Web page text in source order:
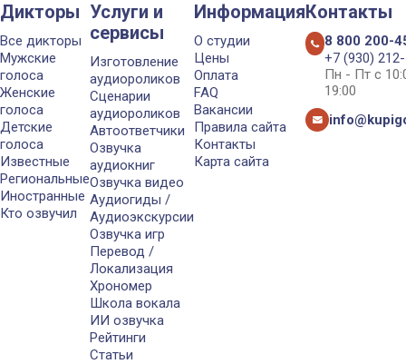
Дикторы
Все дикторы
Мужские
голоса
Женские
голоса
Детские
голоса
Известные
Региональные
Иностранные
Кто озвучил
Услуги и
сервисы
Изготовление
аудиороликов
Сценарии
аудиороликов
Автоответчики
Озвучка
аудиокниг
Озвучка видео
Аудиогиды /
Аудиоэкскурсии
Озвучка игр
Перевод /
Локализация
Хрономер
Школа вокала
ИИ озвучка
Рейтинги
Статьи
Информация
О студии
Цены
Оплата
FAQ
Вакансии
Правила сайта
Контакты
Карта сайта
Контакты
8 800 200-
+7 (930)
Пн - Пт с
19:00